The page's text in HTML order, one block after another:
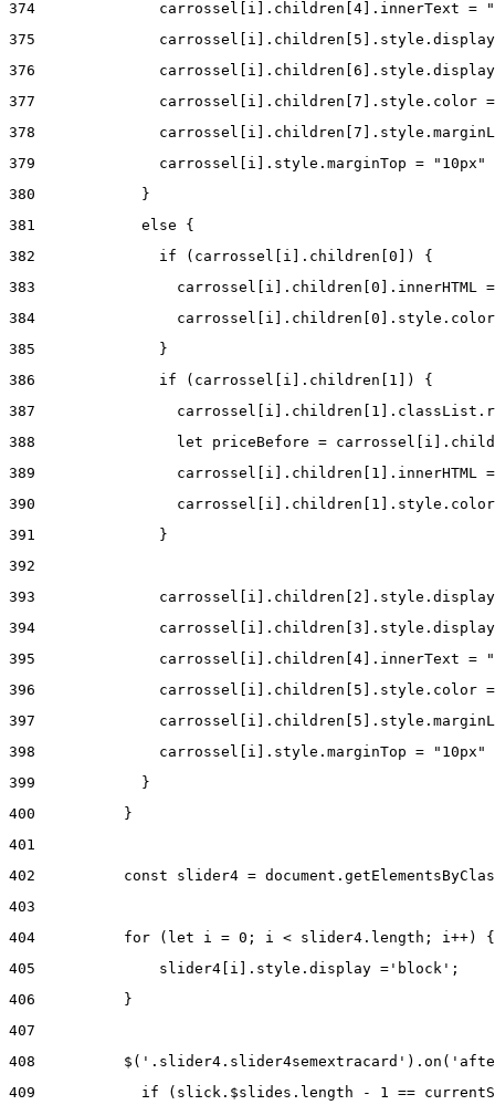
374
carrossel[i].children[4].innerText =
375
376
377
carrossel[i].children[7].style.color
378
379
              carrossel[i].style.marginTop = "10px"
380
            }
381
            else {
382
              if (carrossel[i].children[0]) {
383
carrossel[i].children[0].innerHTML
384
385
              }
386
              if (carrossel[i].children[1]) {
387
388
let priceBefore =
389
carrossel[i].children[1].innerHTML
390
391
              }
392
393
394
395
carrossel[i].children[4].innerText =
396
carrossel[i].children[5].style.color
397
398
              carrossel[i].style.marginTop = "10px"
399
            }
400
          }
401
402
const slider4 =
403
404
for (let i = 0; i < slider4.length; i++)
405
              slider4[i].style.display ='block';
406
          }
407
408
409
if (slick.$slides.length - 1 ==